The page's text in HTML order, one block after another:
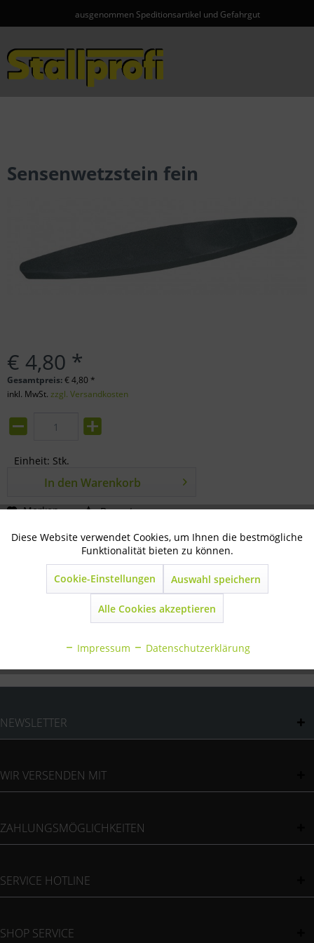
ausgenommen Speditionsartikel und Gefahrgut
Sensenwetzstein fein
€ 4,80 *
Gesamtpreis:€4,80 *
inkl. MwSt. zzgl. Versandkosten
Einheit: Stk.
In den Warenkorb
Merken Bewerten
Artikel-Nr.: 80-66-0190
Beschreibung
Bewertungen lesen, schreiben und diskutieren...mehr
NEWSLETTER
WIR VERSENDEN MIT
ZAHLUNGSMÖGLICHKEITEN
SERVICE HOTLINE
SHOP SERVICE
Technisch notwendig Aktiv
Marketing Inaktiv
Inaktiv
Sonstige
Diese Website verwendet Cookies, um Ihnen die bestmögliche
Funktionalität bieten zu können.
Cookie-Einstellungen Auswahl speichern
Alle Cookies akzeptieren
Impressum Datenschutzerklärung